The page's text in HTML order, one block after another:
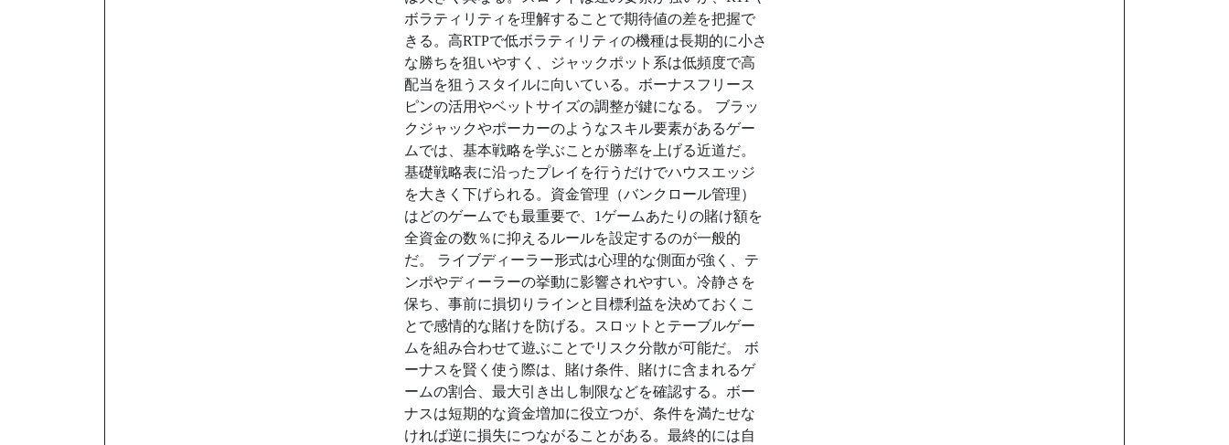
ボラティリティを理解することで期待値の差を把握で
きる。高RTPで低ボラティリティの機種は長期的に小さ
な勝ちを狙いやすく、ジャックポット系は低頻度で高
配当を狙うスタイルに向いている。ボーナスフリース
ピンの活用やベットサイズの調整が鍵になる。 ブラッ
クジャックやポーカーのようなスキル要素があるゲー
ムでは、基本戦略を学ぶことが勝率を上げる近道だ。
基礎戦略表に沿ったプレイを行うだけでハウスエッジ
を大きく下げられる。資金管理（バンクロール管理）
はどのゲームでも最重要で、1ゲームあたりの賭け額を
全資金の数％に抑えるルールを設定するのが一般的
だ。 ライブディーラー形式は心理的な側面が強く、テ
ンポやディーラーの挙動に影響されやすい。冷静さを
保ち、事前に損切りラインと目標利益を決めておくこ
とで感情的な賭けを防げる。スロットとテーブルゲー
ムを組み合わせて遊ぶことでリスク分散が可能だ。 ボ
ーナスを賢く使う際は、賭け条件、賭けに含まれるゲ
ームの割合、最大引き出し制限などを確認する。ボー
ナスは短期的な資金増加に役立つが、条件を満たせな
ければ逆に損失につながることがある。最終的には自